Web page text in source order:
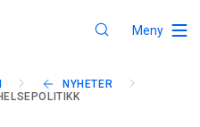
Meny
NYHETER